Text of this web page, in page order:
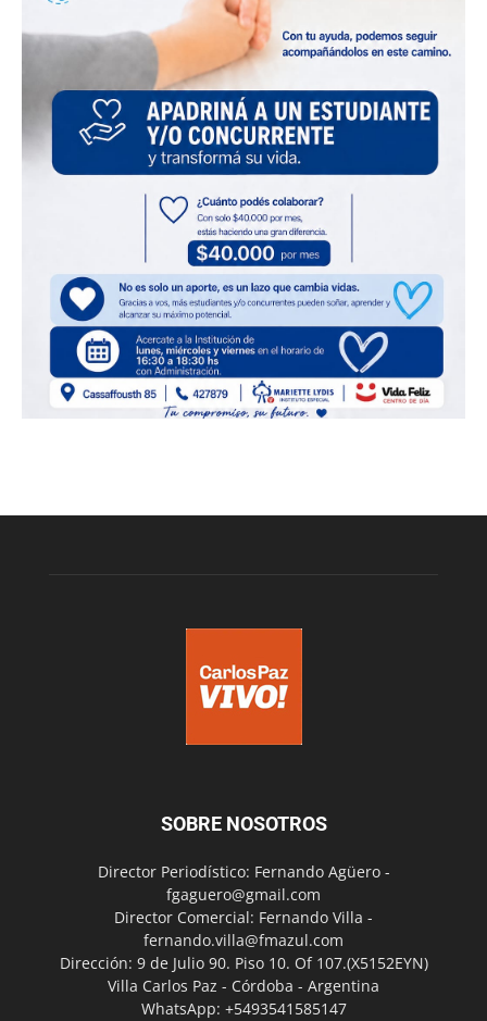
SOBRE NOSOTROS
Director Periodístico: Fernando Agüero -
fgaguero@gmail.com
Director Comercial: Fernando Villa -
fernando.villa@fmazul.com
Dirección: 9 de Julio 90. Piso 10. Of 107.(X5152EYN)
Villa Carlos Paz - Córdoba - Argentina
WhatsApp: +5493541585147